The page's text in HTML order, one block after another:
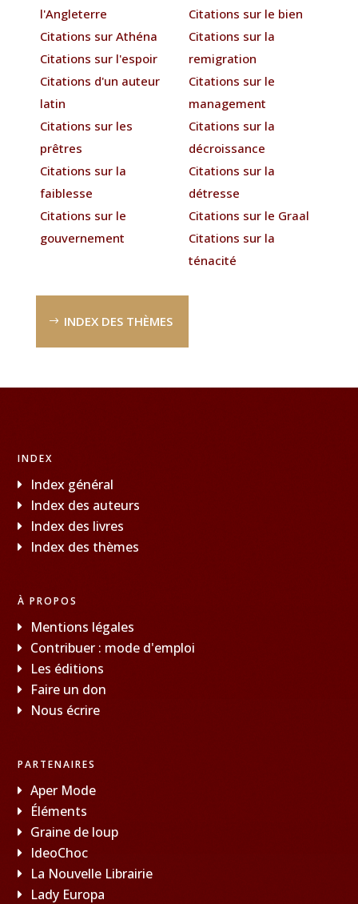
l'Angleterre
Citations sur Athéna
Citations sur l'espoir
Citations d'un auteur
latin
Citations sur les
prêtres
Citations sur la
faiblesse
Citations sur le
gouvernement
Citations sur le bien
Citations sur la
remigration
Citations sur le
management
Citations sur la
décroissance
Citations sur la
détresse
Citations sur le Graal
Citations sur la
ténacité
INDEX DES THÈMES
INDEX
Index général
Index des auteurs
Index des livres
Index des thèmes
À PROPOS
Mentions légales
Contribuer : mode d'emploi
Les éditions
Faire un don
Nous écrire
PARTENAIRES
Aper Mode
Éléments
Graine de loup
IdeoChoc
La Nouvelle Librairie
Lady Europa